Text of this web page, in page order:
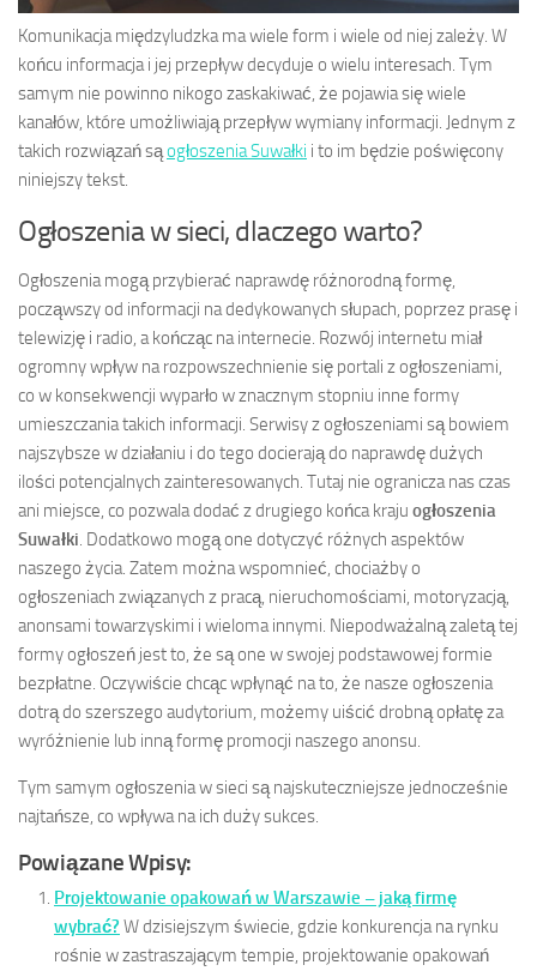
Komunikacja międzyludzka ma wiele form i wiele od niej zależy. W
końcu informacja i jej przepływ decyduje o wielu interesach. Tym
samym nie powinno nikogo zaskakiwać, że pojawia się wiele
kanałów, które umożliwiają przepływ wymiany informacji. Jednym z
takich rozwiązań sąogłoszenia Suwałki i to im będzie poświęcony
niniejszy tekst.
Ogłoszenia w sieci, dlaczego warto?
Ogłoszenia mogą przybierać naprawdę różnorodną formę,
począwszy od informacji na dedykowanych słupach, poprzez prasę i
telewizję i radio, a kończąc na internecie. Rozwój internetu miał
ogromny wpływ na rozpowszechnienie się portali z ogłoszeniami,
co w konsekwencji wyparło w znacznym stopniu inne formy
umieszczania takich informacji. Serwisy z ogłoszeniami są bowiem
najszybsze w działaniu i do tego docierają do naprawdę dużych
ilości potencjalnych zainteresowanych. Tutaj nie ogranicza nas czas
ani miejsce, co pozwala dodać z drugiego końca kraju ogłoszenia
Suwałki. Dodatkowo mogą one dotyczyć różnych aspektów
naszego życia. Zatem można wspomnieć, chociażby o
ogłoszeniach związanych z pracą, nieruchomościami, motoryzacją,
anonsami towarzyskimi i wieloma innymi. Niepodważalną zaletą tej
formy ogłoszeń jest to, że są one w swojej podstawowej formie
bezpłatne. Oczywiście chcąc wpłynąć na to, że nasze ogłoszenia
dotrą do szerszego audytorium, możemy uiścić drobną opłatę za
wyróżnienie lub inną formę promocji naszego anonsu.
Tym samym ogłoszenia w sieci są najskuteczniejsze jednocześnie
najtańsze, co wpływa na ich duży sukces.
Powiązane Wpisy:
Projektowanie opakowań w Warszawie – jaką firmę
wybrać? W dzisiejszym świecie, gdzie konkurencja na rynku
rośnie w zastraszającym tempie, projektowanie opakowań